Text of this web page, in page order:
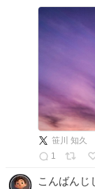
笹川 知久
1
こんばんじ